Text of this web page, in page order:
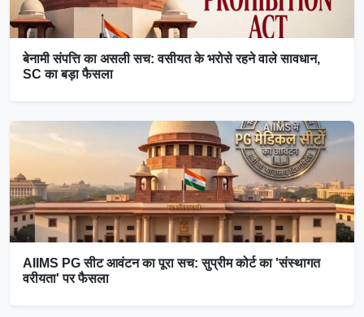
बेनामी संपत्ति का असली सच: वसीयत के भरोसे रहने वाले सावधान,
SC का बड़ा फैसला
AIIMS PG सीट आवंटन का पूरा सच: सुप्रीम कोर्ट का 'संस्थागत
वरीयता' पर फैसला